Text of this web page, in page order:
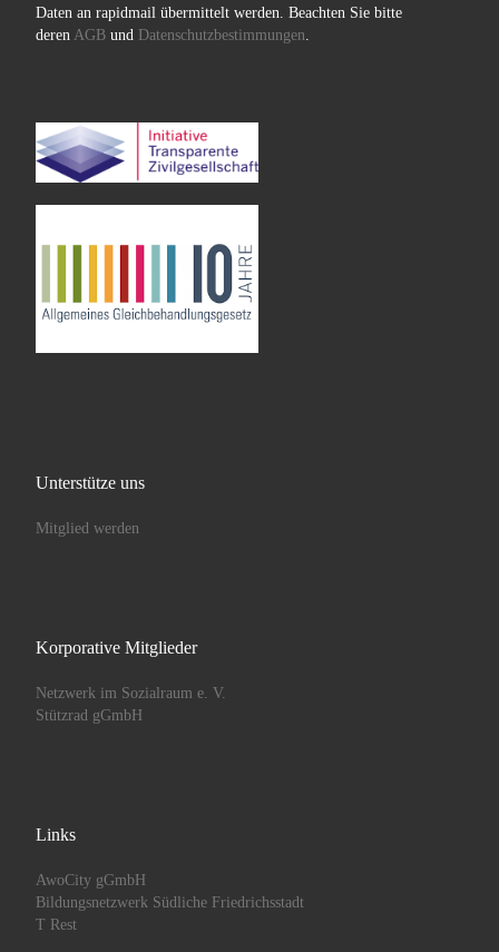
Daten an rapidmail übermittelt werden. Beachten Sie bitte
deren AGBund Datenschutzbestimmungen.
Unterstütze uns
Mitglied werden
Korporative Mitglieder
Netzwerk im Sozialraum e. V.
Stützrad gGmbH
Links
AwoCity gGmbH
Bildungsnetzwerk Südliche Friedrichsstadt
T Rest